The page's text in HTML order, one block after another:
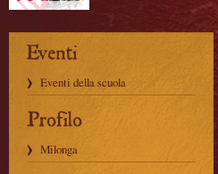
Eventi della scuola
Milonga